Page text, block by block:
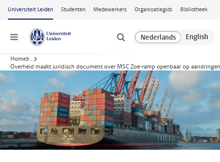
Ga naar hoofdinhoud
Universiteit Leiden Studenten Medewerkers Organisatiegids Bibliotheek
Menu
Home ...
Overheid maakt juridisch document over MSC Zoe-ramp openbaar op